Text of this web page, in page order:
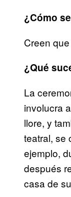
¿Cómo
Creen
¿Qué
La
involucra
llore, y
teatral, se
ejemplo,
después
casa de